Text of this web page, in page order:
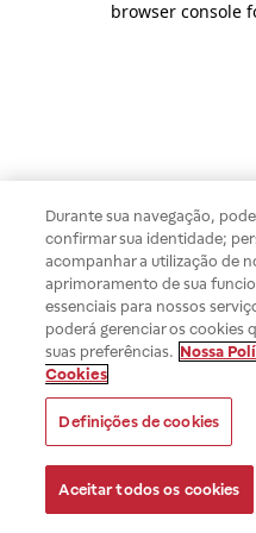
browser console
Durante sua navegação,
confirmar sua identidade;
acompanhar a utilização de
aprimoramento de sua
essenciais para nossos
poderá gerenciar os cookies
suas preferências. Nossa
Cookies
Definições de cookies
Aceitar todos os cookies